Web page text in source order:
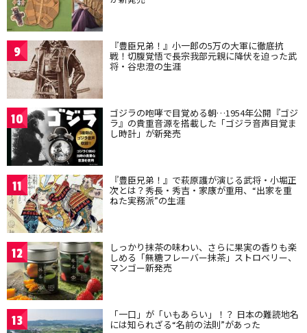
9 『豊臣兄弟！』小一郎の5万の大軍に徹底抗
戦！切腹覚悟で長宗我部元親に降伏を迫った武
将・谷忠澄の生涯
10 ゴジラの咆哮で目覚める朝…1954年公開『ゴジ
ラ』の貴重音源を搭載した「ゴジラ音声目覚ま
し時計」が新発売
11 『豊臣兄弟！』で萩原護が演じる武将・小堀正
次とは？秀長・秀吉・家康が重用、“出家を重
ねた実務派”の生涯
12 しっかり抹茶の味わい、さらに果実の香りも楽
しめる「無糖フレーバー抹茶」ストロベリー、
マンゴー新発売
13 「一口」が「いもあらい」！？ 日本の難読地名
には知られざる“名前の法則”があった